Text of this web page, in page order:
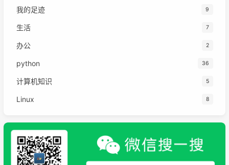
我的足迹 9
生活 7
办公 2
python 36
计算机知识 5
Linux 8